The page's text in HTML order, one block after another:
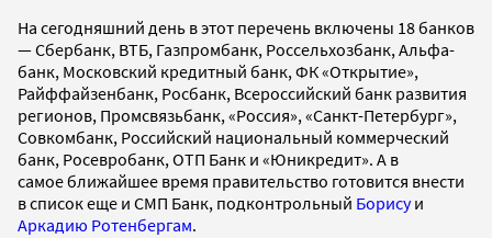
На сегодняшний день в этот перечень включены 18 банков
— Сбербанк, ВТБ, Газпромбанк, Россельхозбанк, Альфа-
банк, Московский кредитный банк, ФК «Открытие»,
Райффайзенбанк, Росбанк, Всероссийский банк развития
регионов, Промсвязьбанк, «Россия», «Санкт-Петербург»,
Совкомбанк, Российский национальный коммерческий
банк, Росевробанк, ОТП Банк и «Юникредит». А в
самое ближайшее время правительство готовится внести
в список еще и СМП Банк, подконтрольный Борисуи
Аркадию Ротенбергам.